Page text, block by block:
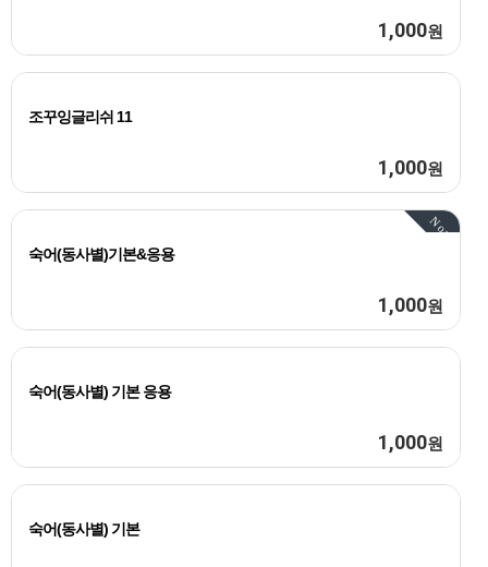
1,000원
조꾸잉글리쉬 11
1,000원
Now
숙어(동사별)기본&응용
1,000원
숙어(동사별) 기본 응용
1,000원
숙어(동사별) 기본